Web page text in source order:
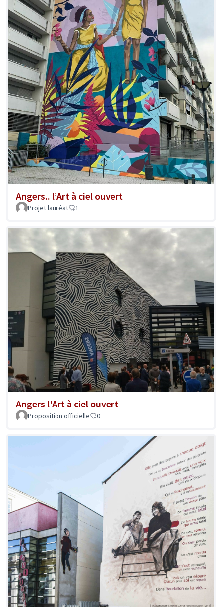
Angers.. l’Art à ciel ouvert
Projet lauréat 1
Angers l'Art à ciel ouvert
Proposition officielle 0